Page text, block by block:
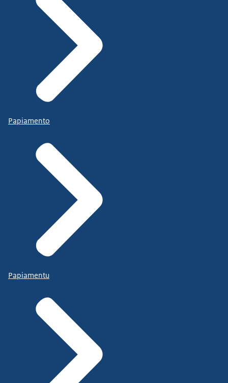
Papiamento
Papiamentu